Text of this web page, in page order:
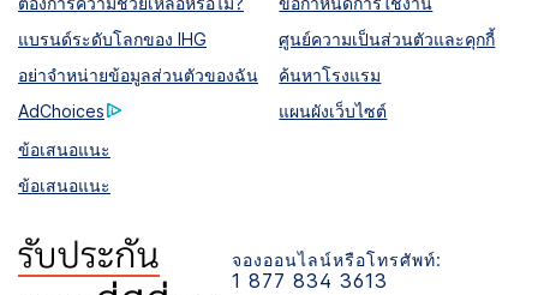
แบรนด์ระดับโลกของ IHG
ศูนย์ความเป็นส่วนตัวและคุกกี้
อย่าจำหน่ายข้อมูลส่วนตัวของฉัน
ค้นหาโรงแรม
AdChoices
แผนผังเว็บไซต์
ข้อเสนอแนะ
ข้อเสนอแนะ
จองออนไลน์หรือโทรศัพท์:
1 877 834 3613